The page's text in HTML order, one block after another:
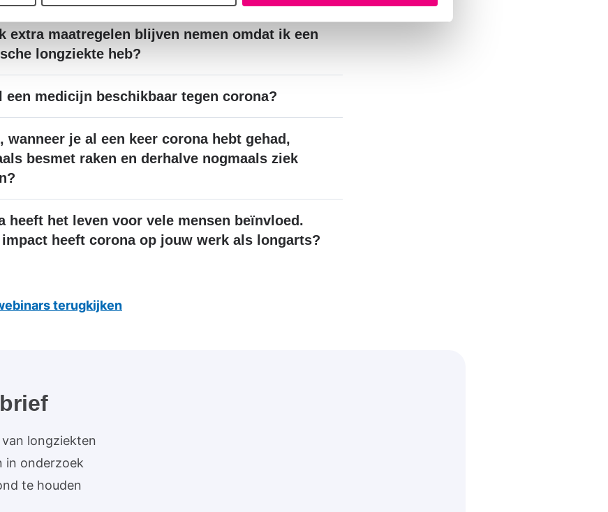
extra maatregelen blijven nemen omdat ik een
longziekte heb?
een medicijn beschikbaar tegen corona?
wanneer je al een keer corona hebt gehad,
besmet raken en derhalve nogmaals ziek
heeft het leven voor vele mensen beïnvloed.
impact heeft corona op jouw werk als longarts?
terugkijken
longziekten
in onderzoek
te houden